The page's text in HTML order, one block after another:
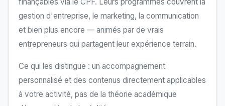
gestion d'entreprise, le marketing, la communication
et bien plus encore — animés par de vrais
entrepreneurs qui partagent leur expérience terrain.
Ce qui les distingue : un accompagnement
personnalisé et des contenus directement applicables
à votre activité, pas de la théorie académique